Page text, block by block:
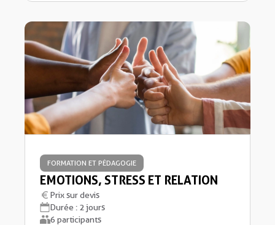
FORMATION ET PÉDAGOGIE
EMOTIONS, STRESS ET RELATION
Prix sur devis
Durée : 2 jours
6 participants